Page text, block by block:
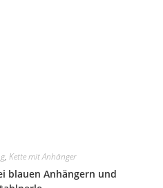
, Kette mit Anhänger
blauen Anhängern und